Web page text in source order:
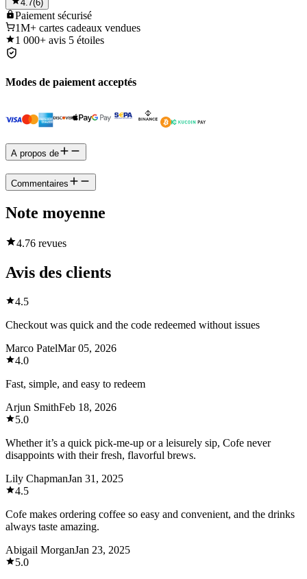
4.7(6)
Paiement sécurisé
1M+ cartes cadeaux vendues
1 000+ avis 5 étoiles
Modes de paiement acceptés
A propos de
Commentaires
Note moyenne
4.76 revues
Avis des clients
4.5
Checkout was quick and the code redeemed without issues
Marco PatelMar 05, 2026
4.0
Fast, simple, and easy to redeem
Arjun SmithFeb 18, 2026
5.0
Whether it’s a quick pick-me-up or a leisurely sip, Cofe never
disappoints with their fresh, flavorful brews.
Lily ChapmanJan 31, 2025
4.5
Cofe makes ordering coffee so easy and convenient, and the drinks
always taste amazing.
Abigail MorganJan 23, 2025
5.0